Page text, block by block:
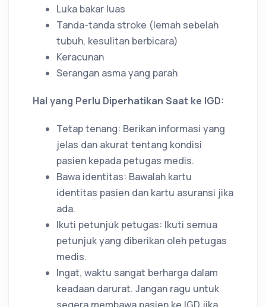
Luka bakar luas
Tanda-tanda stroke (lemah sebelah
tubuh, kesulitan berbicara)
Keracunan
Serangan asma yang parah
Hal yang Perlu Diperhatikan Saat ke IGD:
Tetap tenang: Berikan informasi yang
jelas dan akurat tentang kondisi
pasien kepada petugas medis.
Bawa identitas: Bawalah kartu
identitas pasien dan kartu asuransi jika
ada.
Ikuti petunjuk petugas: Ikuti semua
petunjuk yang diberikan oleh petugas
medis.
Ingat, waktu sangat berharga dalam
keadaan darurat. Jangan ragu untuk